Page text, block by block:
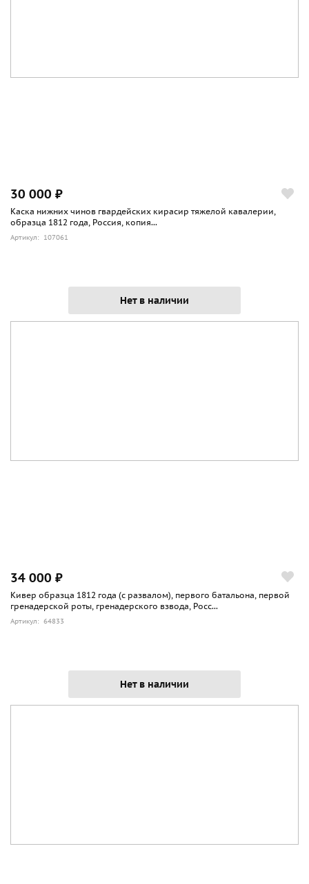
30 000 ₽
Каска нижних чинов гвардейских кирасир тяжелой кавалерии,
образца 1812 года, Россия, копия...
Артикул: 107061
Нет в наличии
34 000 ₽
Кивер образца 1812 года (с развалом), первого батальона, первой
гренадерской роты, гренадерского взвода, Росс...
Артикул: 64833
Нет в наличии